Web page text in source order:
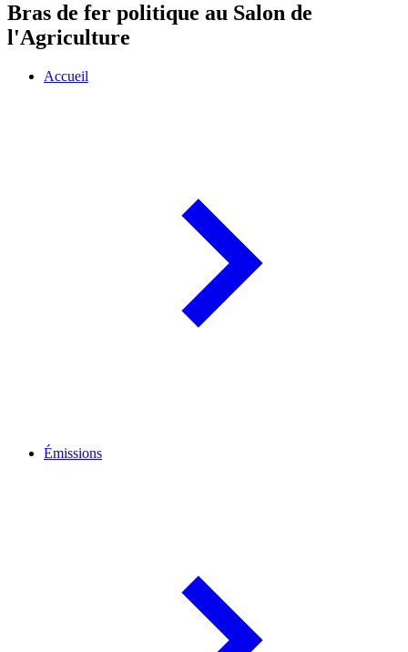
Bras de fer politique au Salon de
l'Agriculture
Accueil
Émissions